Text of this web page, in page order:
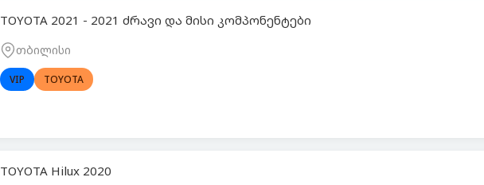
TOYOTA 2021 - 2021 ძრავი და მისი კომპონენტები
თბილისი
VIP TOYOTA
TOYOTA Hilux 2020